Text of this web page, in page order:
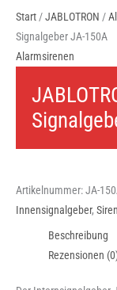
Start /JABLOTRON /
Signalgeber JA-150A
Alarmsirenen
Artikelnummer:JA-
Innensignalgeber,
Beschreibung
Rezensionen